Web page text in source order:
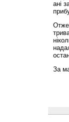
ані
За